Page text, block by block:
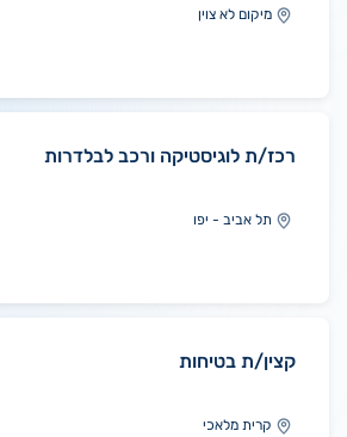
מיקום לא צוין
רכז/ת לוגיסטיקה ורכב לבלדרות
תל אביב - יפו
קצין/ת בטיחות
קרית מלאכי